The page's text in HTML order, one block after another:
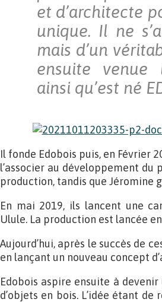
et d’architecte
unique. Il ne
mais d’un
ensuite venue
ainsi qu’est né
Il fonde Edobois puis, en Février
l’associer au développement du
production, tandis que Jéromine
En mai 2019, ils lancent une
Ulule. La production est lancée
Aujourd’hui, après le succès de
en lançant un nouveau concept
Edobois aspire ensuite à
d’objets en bois. L’idée étant